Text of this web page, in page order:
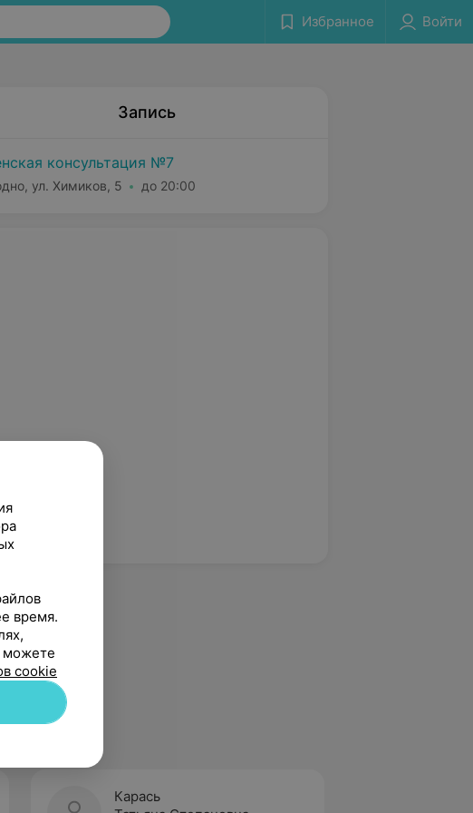
Избранное Войти
Запись
консультация №7
ул. Химиков, 5 до 20:00
Карась
время.
можете
cookie